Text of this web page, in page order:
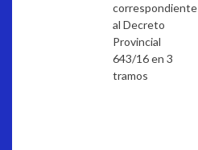
correspondiente
al Decreto
Provincial
643/16 en 3
tramos